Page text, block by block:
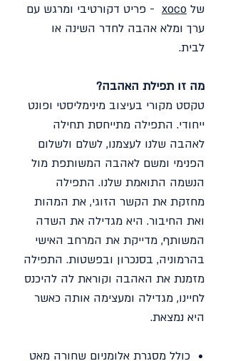
של xoco - פריט דקורטיבי ומרגש עם
ערך ומלא אהבה לחדר השינה או
לבית.
מה זו תפילת האהבה?
טקסט מקורי בעיצוב מינימליסטי ופונט
ייחודי. התפילה מתייחסת תחילה
לאהבה שלנו לעצמנו, לשלם ולשלום
הפנימי ומשם לאהבה המשותפת מול
הנשמה התואמת שלנו. התפילה
מחזקת את הקשר הזוגי, את המהות
ואת החיבור. היא מגדילה את השדה
המשותף, מדייקת את המרחב האישי
בהרמוניה, בסנכרון ובפשטות. התפילה
מזמנת את האהבה וקוראת לה להיכנס
לחיינו, מגדילה ומעצימה אותה כאשר
היא נמצאת.
כולל מסגרת אלומניום שחורה מאט